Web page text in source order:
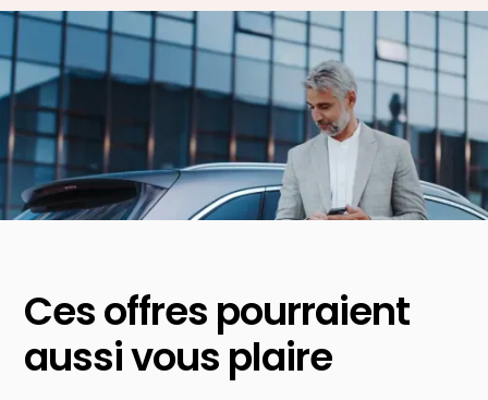
Ces offres pourraient
aussi vous plaire